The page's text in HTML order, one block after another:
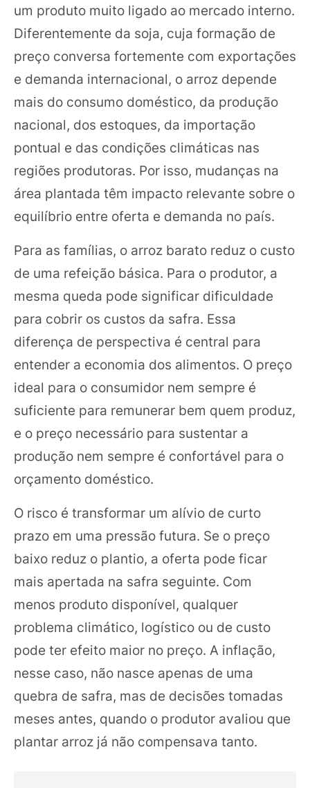
um produto muito ligado ao mercado interno.
Diferentemente da soja, cuja formação de
preço conversa fortemente com exportações
e demanda internacional, o arroz depende
mais do consumo doméstico, da produção
nacional, dos estoques, da importação
pontual e das condições climáticas nas
regiões produtoras. Por isso, mudanças na
área plantada têm impacto relevante sobre o
equilíbrio entre oferta e demanda no país.
Para as famílias, o arroz barato reduz o custo
de uma refeição básica. Para o produtor, a
mesma queda pode significar dificuldade
para cobrir os custos da safra. Essa
diferença de perspectiva é central para
entender a economia dos alimentos. O preço
ideal para o consumidor nem sempre é
suficiente para remunerar bem quem produz,
e o preço necessário para sustentar a
produção nem sempre é confortável para o
orçamento doméstico.
O risco é transformar um alívio de curto
prazo em uma pressão futura. Se o preço
baixo reduz o plantio, a oferta pode ficar
mais apertada na safra seguinte. Com
menos produto disponível, qualquer
problema climático, logístico ou de custo
pode ter efeito maior no preço. A inflação,
nesse caso, não nasce apenas de uma
quebra de safra, mas de decisões tomadas
meses antes, quando o produtor avaliou que
plantar arroz já não compensava tanto.